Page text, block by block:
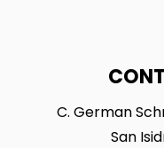
C. German
San